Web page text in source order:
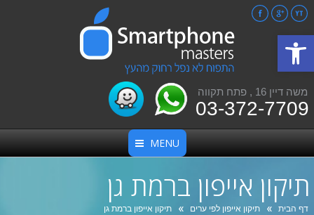
פתח סרגל נגישות
משה דיין 16 , פתח תקווה
03-372-7709
FacebookGoogle+
YouTube
MENU
תיקון אייפון ברמת גן
אתה כאן:
דף הבית תיקון אייפון לפי ערים תיקון אייפון ברמת גן